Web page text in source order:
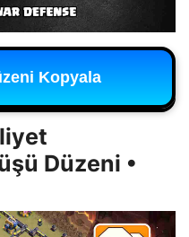
Kopyala
Düzeni •